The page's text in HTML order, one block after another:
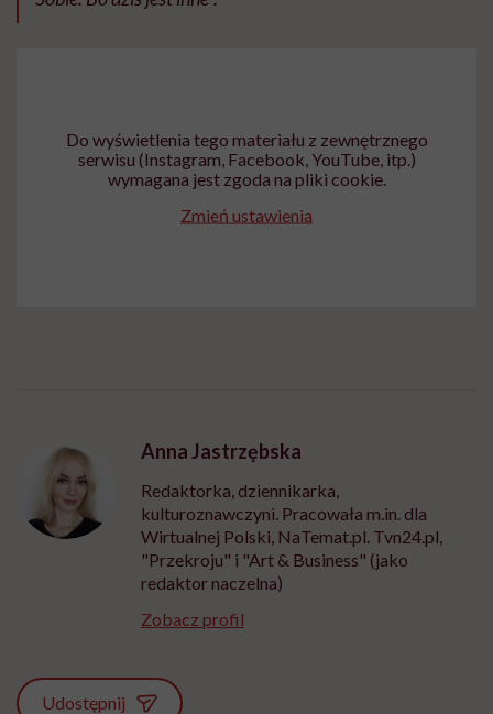
Do wyświetlenia tego materiału z zewnętrznego
serwisu (Instagram, Facebook, YouTube, itp.)
wymagana jest zgoda na pliki cookie.
Zmień ustawienia
Anna Jastrzębska
Redaktorka, dziennikarka,
kulturoznawczyni. Pracowała m.in. dla
Wirtualnej Polski, NaTemat.pl. Tvn24.pl,
"Przekroju" i "Art & Business" (jako
redaktor naczelna)
Zobacz profil
Udostępnij